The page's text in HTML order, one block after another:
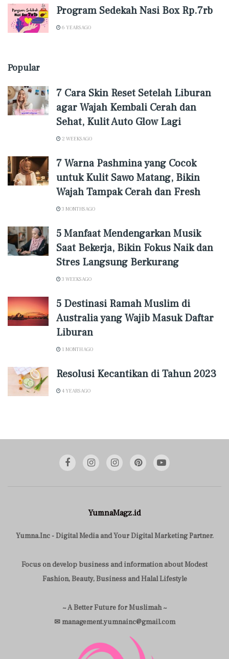
Program Sedekah Nasi Box Rp.7rb
6 YEARS AGO
Popular
7 Cara Skin Reset Setelah Liburan
agar Wajah Kembali Cerah dan
Sehat, Kulit Auto Glow Lagi
2 WEEKS AGO
7 Warna Pashmina yang Cocok
untuk Kulit Sawo Matang, Bikin
Wajah Tampak Cerah dan Fresh
3 MONTHS AGO
5 Manfaat Mendengarkan Musik
Saat Bekerja, Bikin Fokus Naik dan
Stres Langsung Berkurang
3 WEEKS AGO
5 Destinasi Ramah Muslim di
Australia yang Wajib Masuk Daftar
Liburan
1 MONTH AGO
Resolusi Kecantikan di Tahun 2023
4 YEARS AGO
YumnaMagz.id
Yumna.Inc - Digital Media and Your Digital Marketing Partner.
Focus on develop business and information about Modest
Fashion, Beauty, Business and Halal Lifestyle
~ A Better Future for Muslimah ~
✉ management.yumnainc@gmail.com